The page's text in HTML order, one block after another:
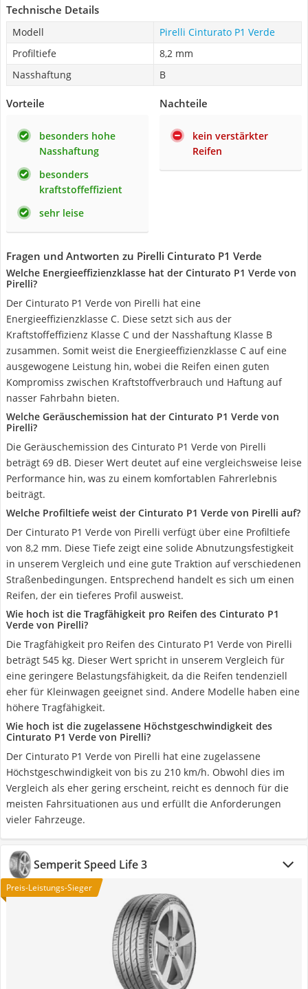
Technische Details
Modell
Pirelli Cinturato P1 Verde
Profiltiefe
8,2 mm
Nasshaftung
B
Vorteile
besonders hohe
Nasshaftung
besonders
kraftstoffeffizient
sehr leise
Nachteile
kein verstärkter
Reifen
Fragen und Antworten zu Pirelli Cinturato P1 Verde
Welche Energieeffizienzklasse hat der Cinturato P1 Verde von
Pirelli?
Der Cinturato P1 Verde von Pirelli hat eine
Energieeffizienzklasse C. Diese setzt sich aus der
Kraftstoffeffizienz Klasse C und der Nasshaftung Klasse B
zusammen. Somit weist die Energieeffizienzklasse C auf eine
ausgewogene Leistung hin, wobei die Reifen einen guten
Kompromiss zwischen Kraftstoffverbrauch und Haftung auf
nasser Fahrbahn bieten.
Welche Geräuschemission hat der Cinturato P1 Verde von
Pirelli?
Die Geräuschemission des Cinturato P1 Verde von Pirelli
beträgt 69 dB. Dieser Wert deutet auf eine vergleichsweise leise
Performance hin, was zu einem komfortablen Fahrerlebnis
beiträgt.
Welche Profiltiefe weist der Cinturato P1 Verde von Pirelli auf?
Der Cinturato P1 Verde von Pirelli verfügt über eine Profiltiefe
von 8,2 mm. Diese Tiefe zeigt eine solide Abnutzungsfestigkeit
in unserem Vergleich und eine gute Traktion auf verschiedenen
Straßenbedingungen. Entsprechend handelt es sich um einen
Reifen, der ein tieferes Profil ausweist.
Wie hoch ist die Tragfähigkeit pro Reifen des Cinturato P1
Verde von Pirelli?
Die Tragfähigkeit pro Reifen des Cinturato P1 Verde von Pirelli
beträgt 545 kg. Dieser Wert spricht in unserem Vergleich für
eine geringere Belastungsfähigkeit, da die Reifen tendenziell
eher für Kleinwagen geeignet sind. Andere Modelle haben eine
höhere Tragfähigkeit.
Wie hoch ist die zugelassene Höchstgeschwindigkeit des
Cinturato P1 Verde von Pirelli?
Der Cinturato P1 Verde von Pirelli hat eine zugelassene
Höchstgeschwindigkeit von bis zu 210 km/h. Obwohl dies im
Vergleich als eher gering erscheint, reicht es dennoch für die
meisten Fahrsituationen aus und erfüllt die Anforderungen
vieler Fahrzeuge.
Semperit Speed Life 3
Preis-Leistungs-Sieger